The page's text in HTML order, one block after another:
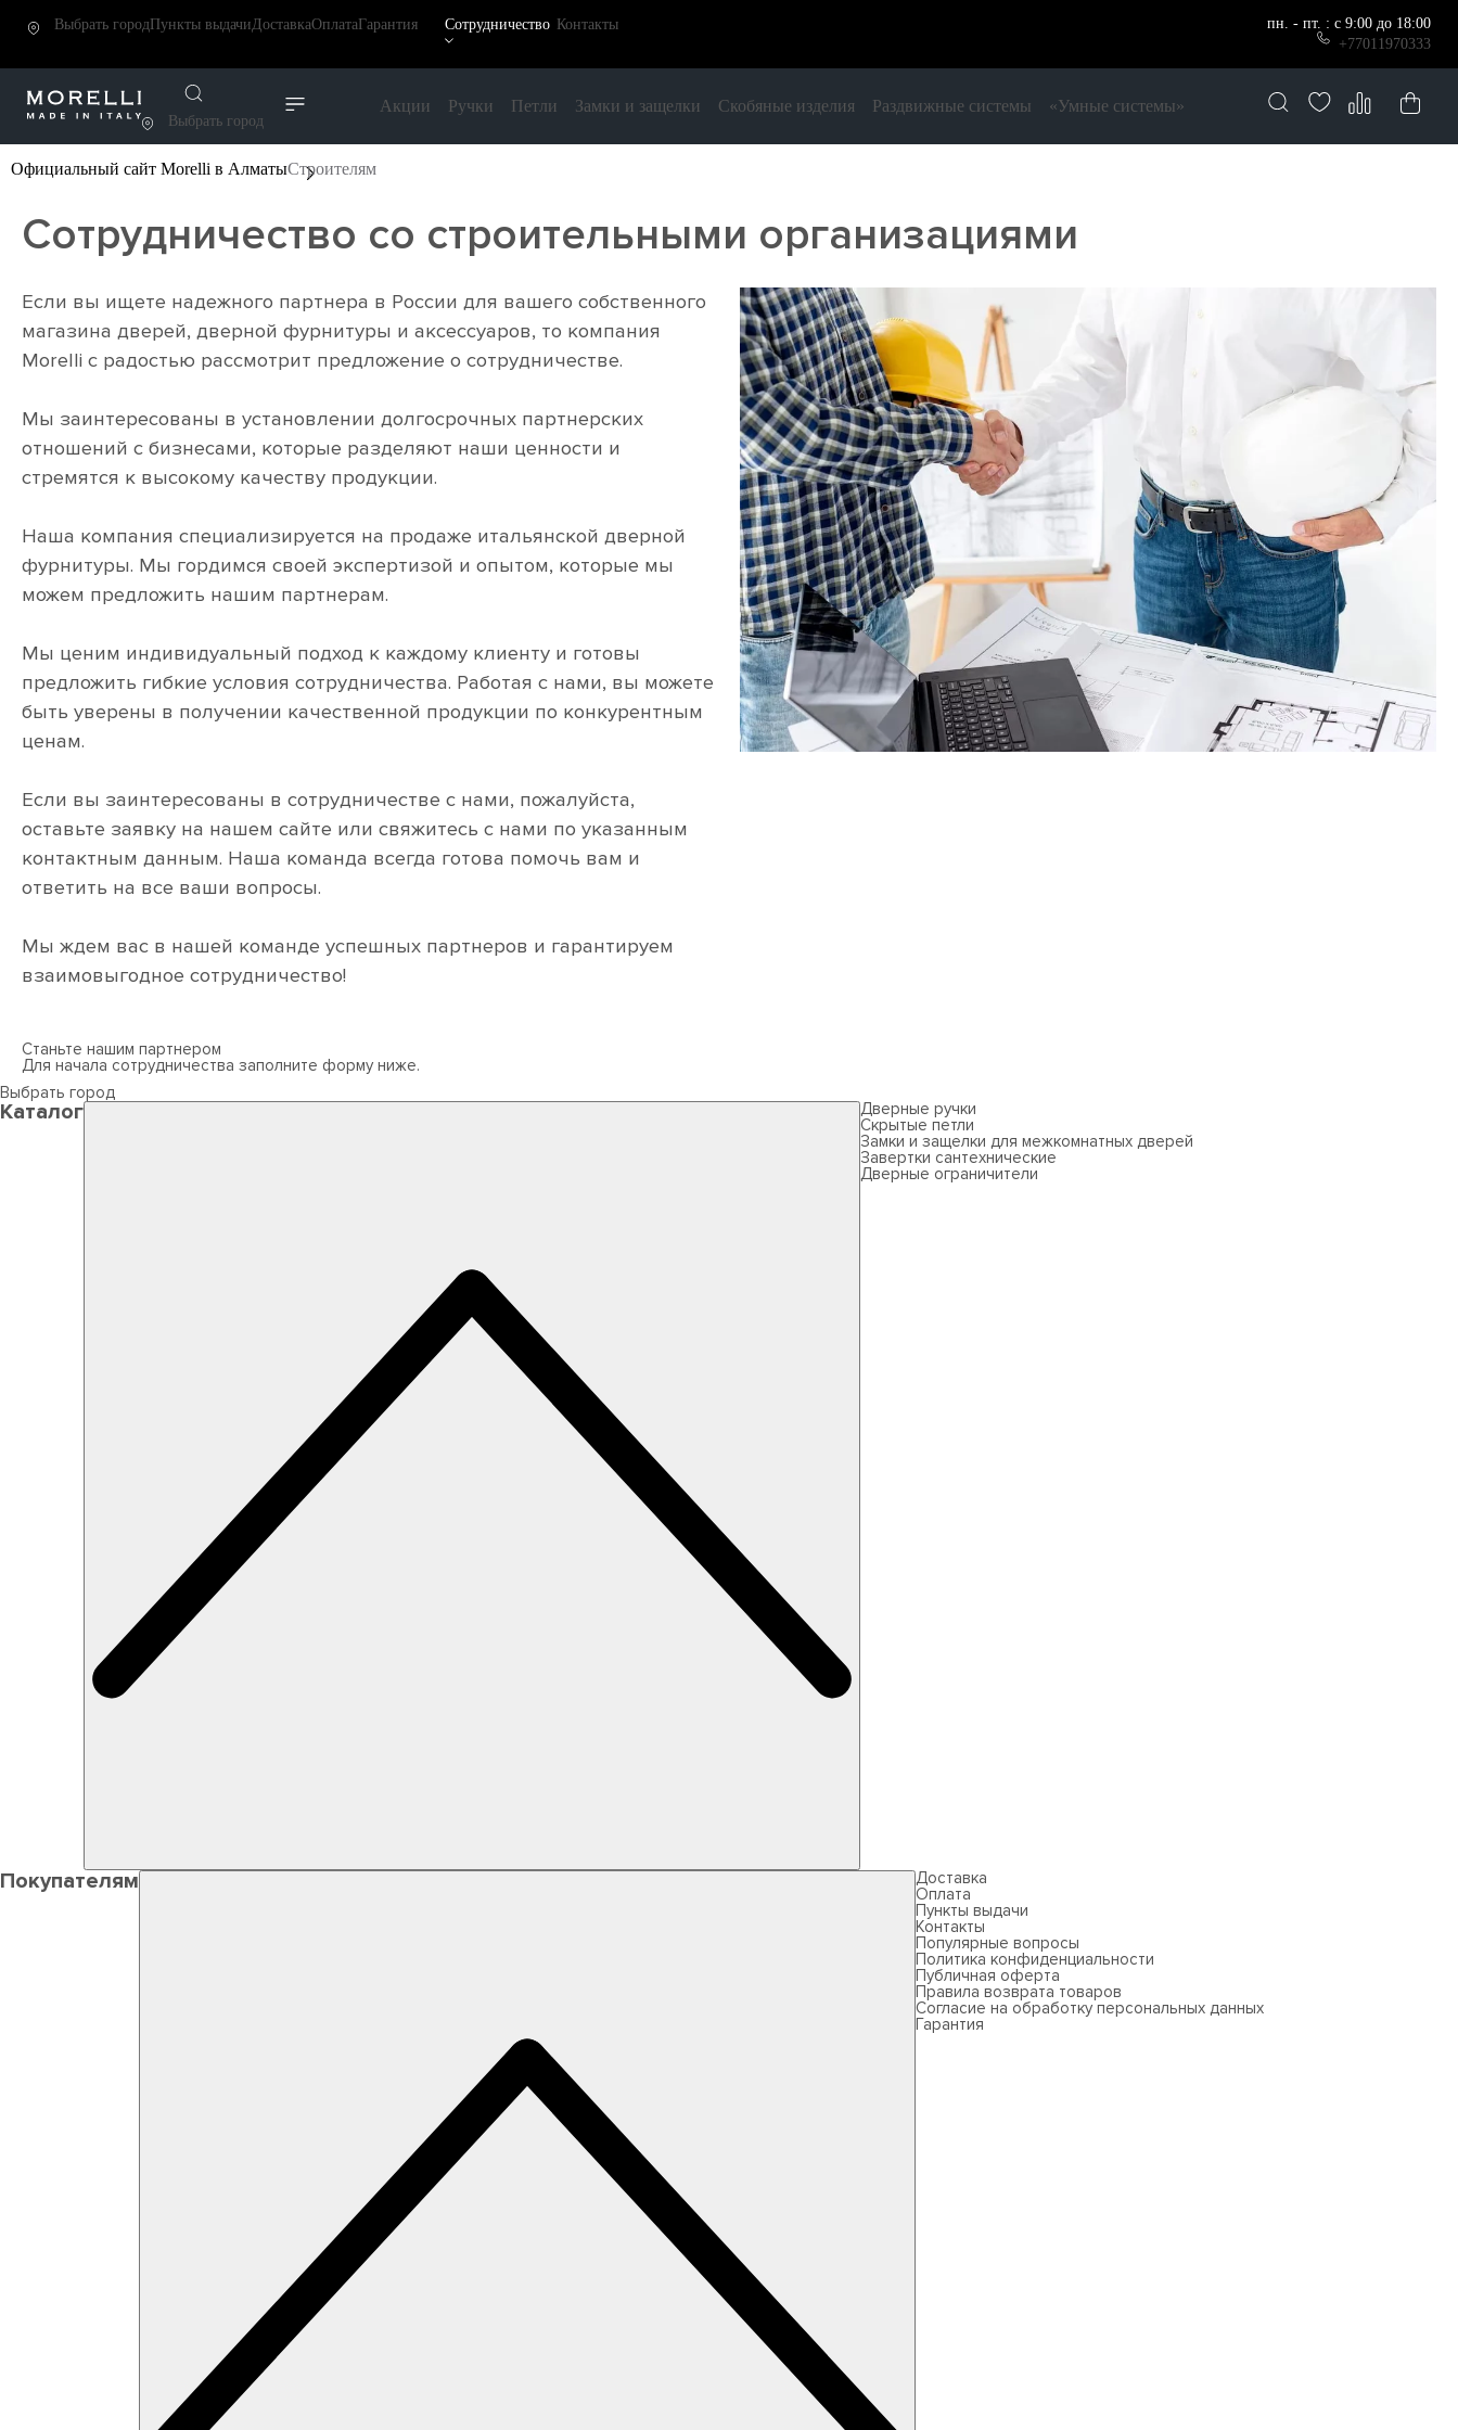
Выбрать городПункты выдачиДоставкаОплатаГарантия Сотрудничество Контакты
пн. - пт. : с 9:00 до 18:00
+77011970333
Выбрать город
Акции Ручки Петли Замки и защелки Скобяные изделия Раздвижные системы «Умные системы»
Официальный сайт Morelli в АлматыСтроителям
Сотрудничество со строительными организациями
Если вы ищете надежного партнера в России для вашего собственного
магазина дверей, дверной фурнитуры и аксессуаров, то компания
Morelli с радостью рассмотрит предложение о сотрудничестве.
Мы заинтересованы в установлении долгосрочных партнерских
отношений с бизнесами, которые разделяют наши ценности и
стремятся к высокому качеству продукции.
Наша компания специализируется на продаже итальянской дверной
фурнитуры. Мы гордимся своей экспертизой и опытом, которые мы
можем предложить нашим партнерам.
Мы ценим индивидуальный подход к каждому клиенту и готовы
предложить гибкие условия сотрудничества. Работая с нами, вы можете
быть уверены в получении качественной продукции по конкурентным
ценам.
Если вы заинтересованы в сотрудничестве с нами, пожалуйста,
оставьте заявку на нашем сайте или свяжитесь с нами по указанным
контактным данным. Наша команда всегда готова помочь вам и
ответить на все ваши вопросы.
Мы ждем вас в нашей команде успешных партнеров и гарантируем
взаимовыгодное сотрудничество!
Станьте нашим партнером
Для начала сотрудничества заполните форму ниже.
Выбрать город
Каталог
Дверные ручки
Скрытые петли
Замки и защелки для межкомнатных дверей
Завертки сантехнические
Дверные ограничители
Покупателям
Доставка
Оплата
Пункты выдачи
Контакты
Популярные вопросы
Политика конфиденциальности
Публичная оферта
Правила возврата товаров
Согласие на обработку персональных данных
Гарантия